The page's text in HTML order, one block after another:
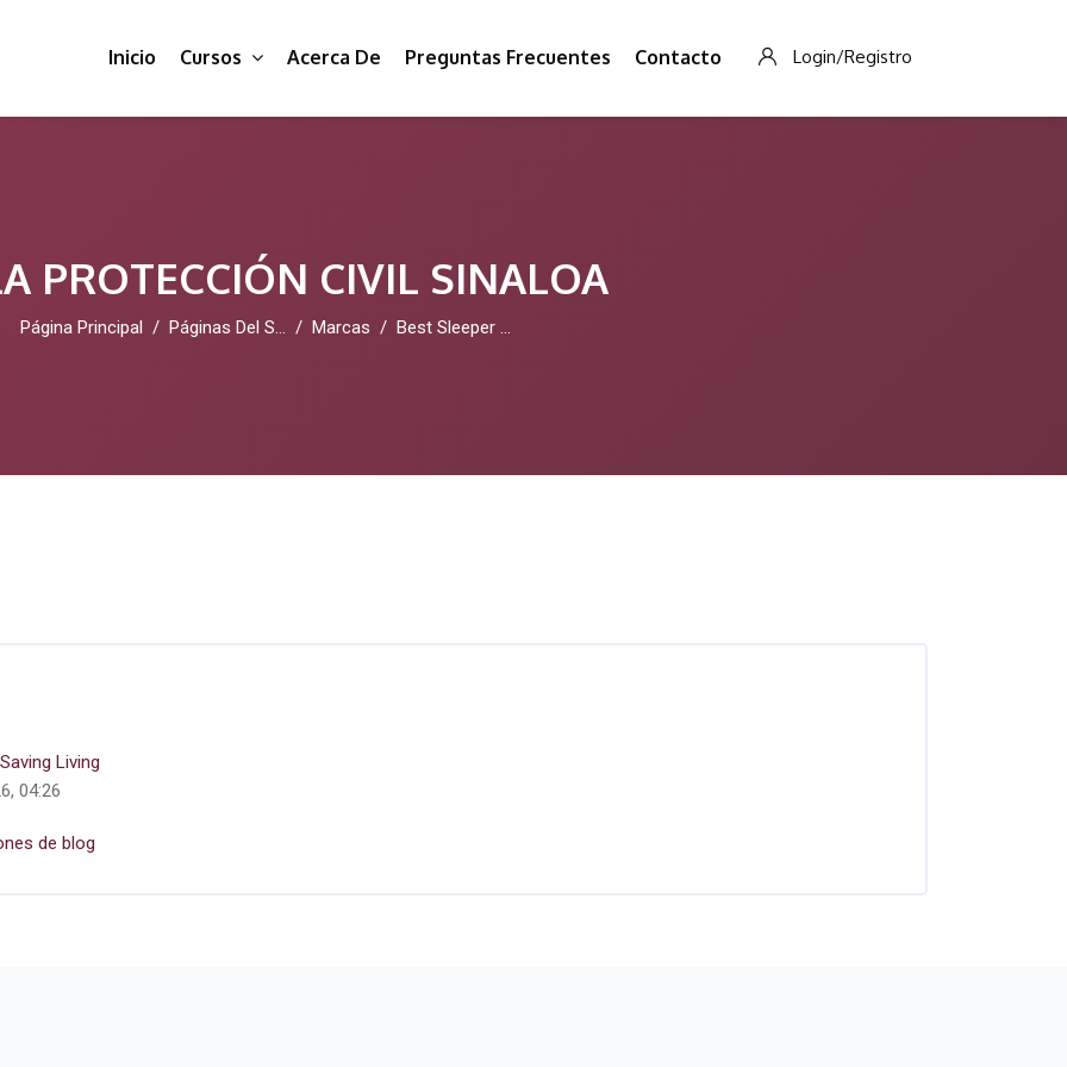
Inicio Cursos Acerca De Preguntas Frecuentes Contacto Login/Registro
PROTECCIÓN CIVIL SINALOA
Página Principal Páginas Del Sitio Marcas Best Sleeper Sofa
Living
04:26
de blog